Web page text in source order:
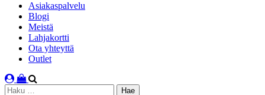
Asiakaspalvelu
Blogi
Meistä
Lahjakortti
Ota yhteyttä
Outlet
Haku: